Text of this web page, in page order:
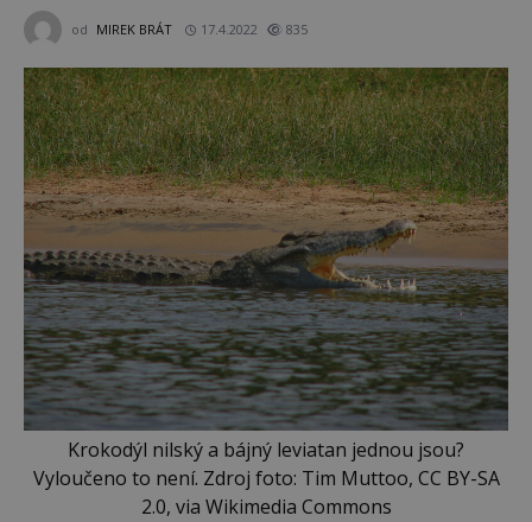
od MIREK BRÁT 17.4.2022 835
Krokodýl nilský a bájný leviatan jednou jsou?
Vyloučeno to není. Zdroj foto: Tim Muttoo, CC BY-SA
2.0, via Wikimedia Commons